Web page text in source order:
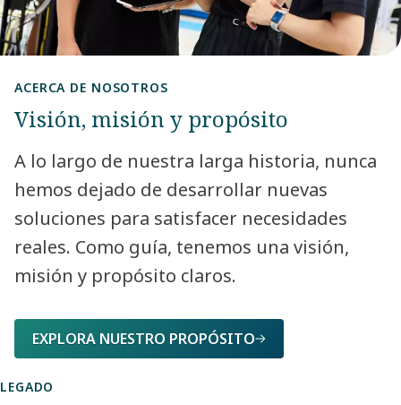
ACERCA DE NOSOTROS
Visión, misión y propósito
A lo largo de nuestra larga historia, nunca
hemos dejado de desarrollar nuevas
soluciones para satisfacer necesidades
reales. Como guía, tenemos una visión,
misión y propósito claros.​
EXPLORA NUESTRO PROPÓSITO
LEGADO